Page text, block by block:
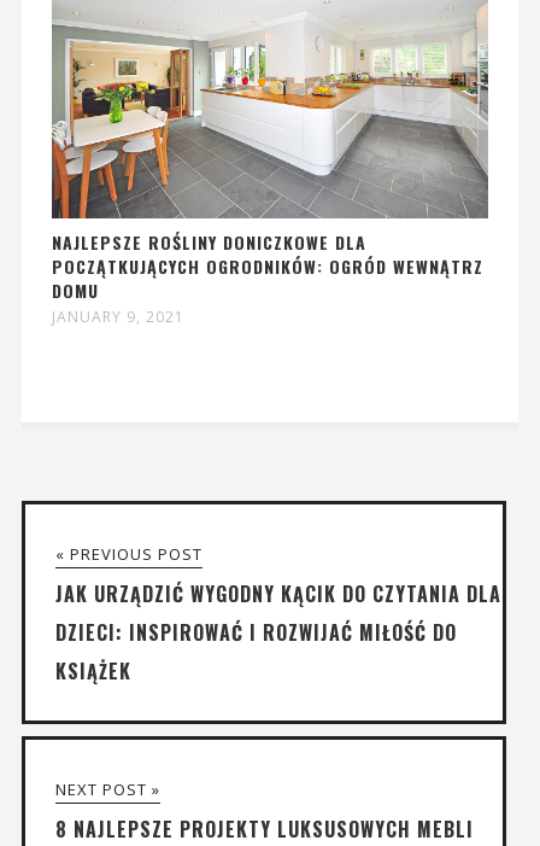
NAJLEPSZE ROŚLINY DONICZKOWE DLA
POCZĄTKUJĄCYCH OGRODNIKÓW: OGRÓD WEWNĄTRZ
DOMU
JANUARY 9, 2021
« PREVIOUS POST
JAK URZĄDZIĆ WYGODNY KĄCIK DO CZYTANIA DLA
DZIECI: INSPIROWAĆ I ROZWIJAĆ MIŁOŚĆ DO
KSIĄŻEK
NEXT POST »
8 NAJLEPSZE PROJEKTY LUKSUSOWYCH MEBLI